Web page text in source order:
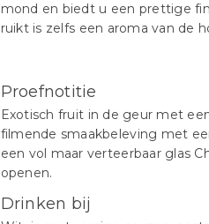
mond en biedt u een prettige
ruikt is zelfs een aroma van de
Proefnotitie
Exotisch fruit in de geur met
filmende smaakbeleving met
een vol maar verteerbaar glas
openen.
Drinken bij